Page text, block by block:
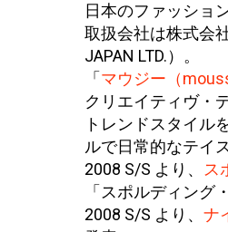
日本のファッショ
取扱会社は株式会
JAPAN LTD.）。
「 マウジー（
クリエイティヴ・
トレンドスタイル
ルで日常的なテイ
2008 S/S より、
ス
「スポルディング
2008 S/S より、 ナ